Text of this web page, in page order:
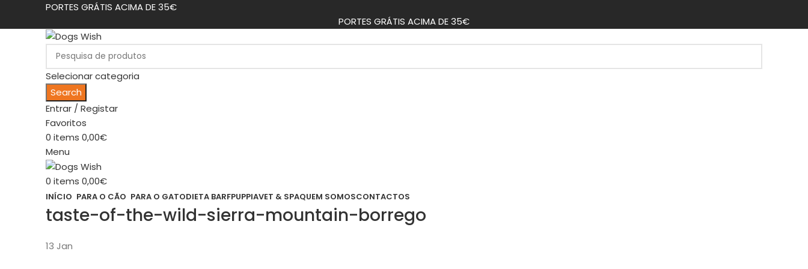
PORTES GRÁTIS ACIMA DE 35€
PORTES GRÁTIS ACIMA DE 35€
Selecionar categoria
Search
Entrar / Registar
Favoritos
0 items 0,00€
Menu
0 items 0,00€
INÍCIO PARA O CÃO PARA O GATODIETA BARFPUPPIAVET & SPAQUEM SOMOSCONTACTOS
taste-of-the-wild-sierra-mountain-borrego
13 Jan